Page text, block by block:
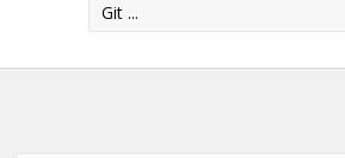
Git ...